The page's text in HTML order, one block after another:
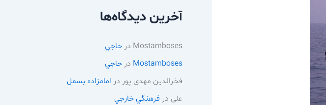
آخرین دیدگاه‌ها
Mostamboses در حاجي
Mostamboses در حاجي
فخرالدین مهدی پور در امامزاده بسمل
علی در فرهنگي خارجي